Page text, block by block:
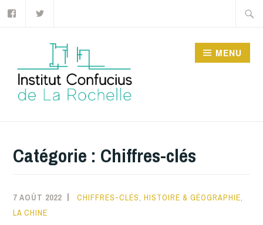
Accéder
DE LA ROCHELLE
MENU
Catégorie : Chiffres-clés
7 AOÛT 2022 CHIFFRES-CLÉS,HISTOIRE & GÉOGRAPHIE,
LA CHINE